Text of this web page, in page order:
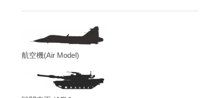
航空機(Air Model)